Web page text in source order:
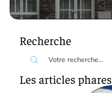
Recherche
Les articles phares